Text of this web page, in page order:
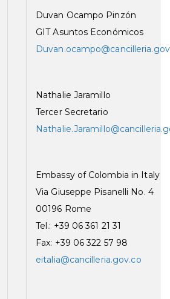
Duvan Ocampo Pinzón
GIT Asuntos Económicos
Nathalie Jaramillo
Tercer Secretario
Embassy of Colombia in Italy
Via Giuseppe Pisanelli No. 4
00196 Rome
Tel.: +39 06 361 21 31
Fax: +39 06 322 57 98
eitalia@cancilleria.gov.co